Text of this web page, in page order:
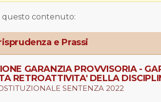
questo contenuto:
e Prassi
GARANZIA PROVVISORIA -
RETROATTIVITA' DELLA
SENTENZA 2022